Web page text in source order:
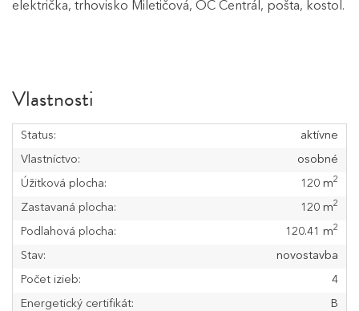
električka, trhovisko Miletičová, OC Centrál, pošta, kostol.
Vlastnosti
Status:
aktívne
Vlastníctvo:
osobné
Úžitková plocha:
120 m2
Zastavaná plocha: 120 m2
Podlahová plocha: 120.41 m2
Stav:
novostavba
Počet izieb:
4
Energetický certifikát:
B